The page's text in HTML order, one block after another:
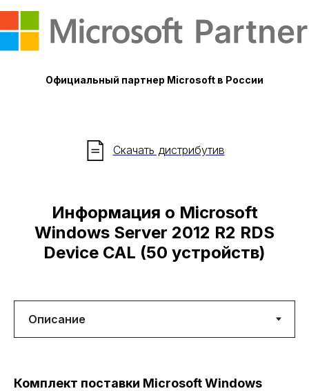
Официальный партнер Microsoft в России
Скачать дистрибутив
Информация о Microsoft
Windows Server 2012 R2 RDS
Device CAL (50 устройств)
Комплект поставки Microsoft Windows